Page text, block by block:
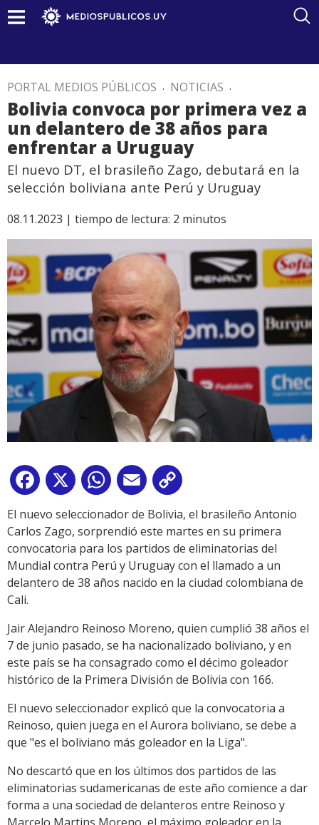
PORTAL MEDIOS PÚBLICOS . NOTICIAS .
Bolivia convoca por primera vez a
un delantero de 38 años para
enfrentar a Uruguay
El nuevo DT, el brasileño Zago, debutará en la
selección boliviana ante Perú y Uruguay
08.11.2023 | tiempo de lectura: 2 minutos
Facebook
X WhatsApp
Email
Link
El nuevo seleccionador de Bolivia, el brasileño Antonio
Carlos Zago, sorprendió este martes en su primera
convocatoria para los partidos de eliminatorias del
Mundial contra Perú y Uruguay con el llamado a un
delantero de 38 años nacido en la ciudad colombiana de
Cali.
Jair Alejandro Reinoso Moreno, quien cumplió 38 años el
7 de junio pasado, se ha nacionalizado boliviano, y en
este país se ha consagrado como el décimo goleador
histórico de la Primera División de Bolivia con 166.
El nuevo seleccionador explicó que la convocatoria a
Reinoso, quien juega en el Aurora boliviano, se debe a
que "es el boliviano más goleador en la Liga".
No descartó que en los últimos dos partidos de las
eliminatorias sudamericanas de este año comience a dar
forma a una sociedad de delanteros entre Reinoso y